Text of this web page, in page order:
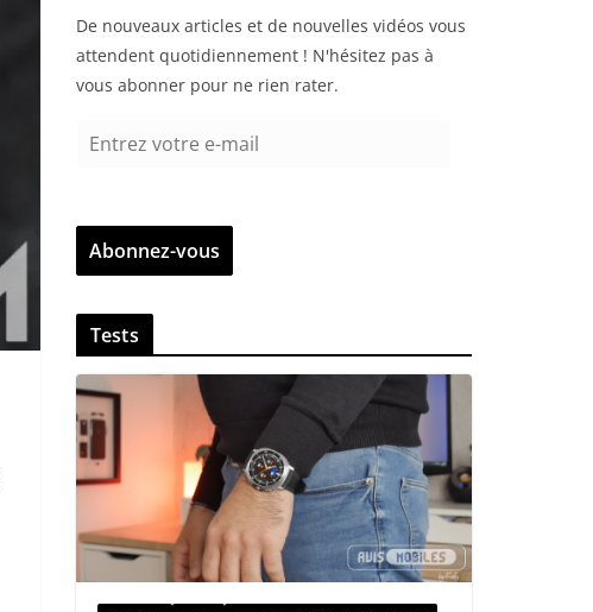
De nouveaux articles et de nouvelles vidéos vous
attendent quotidiennement ! N'hésitez pas à
vous abonner pour ne rien rater.
r
z
v
t
r
e
e
-
a
i
Abonnez-vous
Tests